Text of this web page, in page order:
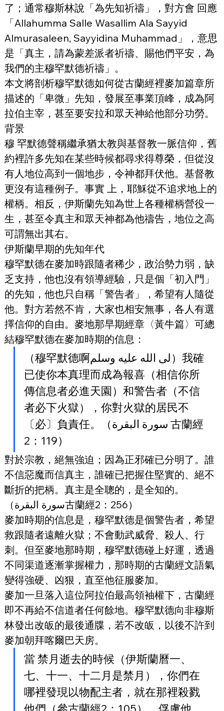
了；通常穆斯林說「為先知祈禱」，對方會 回應
「Allahumma Salle Wasallim Ala Sayyid
Almurasaleen, Sayyidina Muhammad」，意思
是「真主，請為蒙差派者祈禱、賜他們平安，為
我們的主穆罕默德祈禱」。
本文將剖析穆罕默德如何從古蘭經裡麥加篇章所
描述的「卑微」先知，發展至事業頂峰，成為阿
拉伯主宰，甚至要安拉和眾天神給他部分功勞。
背景
穆 罕默德聲稱繼承猶太教與基督教一脈信仰，舊
約裡許多先知在某些時候都尋求得尊榮，但從沒
有人地位高到一個地步，令神都拜伏他。基督教
更沒有這種例子。事實 上，耶穌從不追求地上的
權柄。相反，伊斯蘭先知為世上各種權柄營役一
生，甚至令真主和眾天神都為他禱告，地位之高
可謂無出其右。
伊斯蘭早期的先知年代
穆罕默德在麥加時跟隨者稀少，政治勢力弱，缺
乏支持，他也沒有領導經驗，只是個「初入門」
的先知，他也只自稱「警告者」，希望有人隨從
他。對方若然不肯，大家也相安無事，各人有選
擇信仰的自由。麥地那早期經章〈黃牛篇〉可總
結穆罕默德在麥加時期的信息：
（穆罕默德啊لى الله عليه وسلم）我確
已使你本真理而成為報喜（相信你所
傳信息者必進天園）和警告者（不信
者必下火獄），你對火獄的居民不
〔必〕負責任。（سورة البقرة 古蘭經
2：119）
對於宗教，絕無強迫；因為正邪確已分明了。誰
不信惡魔而信真主，誰確已把握住堅實的、絕不
斷折的把柄。真主是全聰的，是全知的。
（سورة البقرة古蘭經2：256）
麥加時期的信息是，穆罕默德是個警告者，希望
救跟隨者遠離火獄；不會動武威脅、殺人、行
刺。但至麥地那時期，穆罕默德碰上好運，透過
不同渠道逐漸掌握權力，那時期的古蘭經文語氣
變得強硬、凶狠，直至他征服麥加。
麥加一旦落入這位阿拉伯最高領袖權下，古蘭經
即不再給不信道者任何餘地。穆罕默德向非穆斯
林發出改皈的最後通牒，若不改皈，以後不許到
麥加朝拜喀爾巴天房。
當 禁月逝去的時候（伊斯蘭曆一、
七、十一、十二月是禁月），你們在
哪裡發現以物配主者，就在那裡殺戮